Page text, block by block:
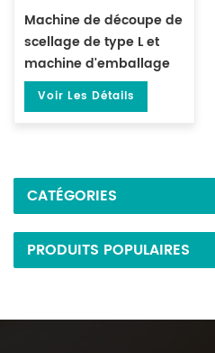
Machine de découpe de
scellage de type L et
machine d'emballage
de tunnel
thermorétractable DL-
Voir Les Détails
CATÉGORIES
PRODUITS POPULAIRES